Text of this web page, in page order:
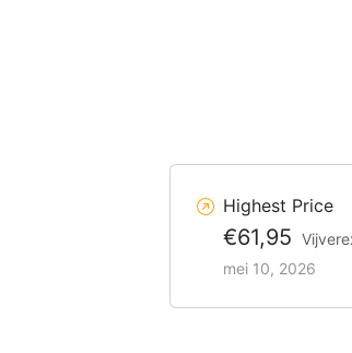
Highest Price
€61,95
mei 10, 2026